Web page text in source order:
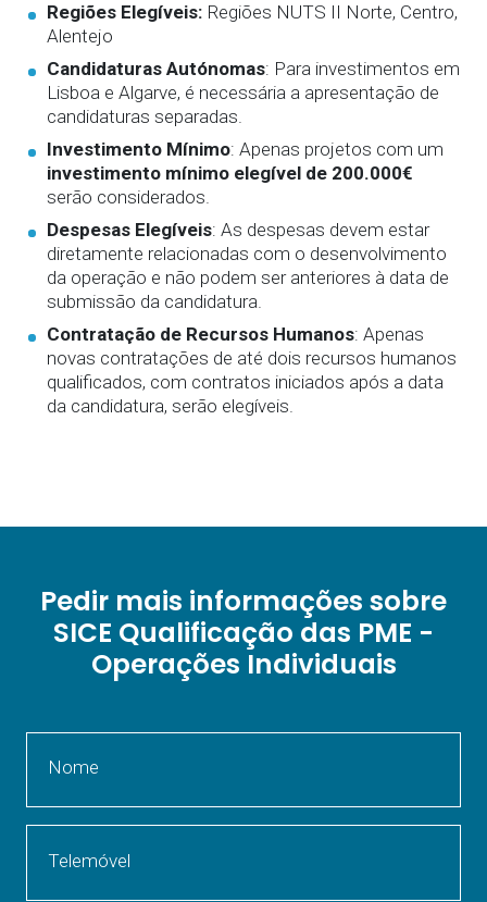
Regiões Elegíveis:Regiões NUTS II Norte, Centro,
Alentejo
Candidaturas Autónomas: Para investimentos em
Lisboa e Algarve, é necessária a apresentação de
candidaturas separadas.
Investimento Mínimo: Apenas projetos com um
investimento mínimo elegível de 200.000€
serão considerados.
Despesas Elegíveis: As despesas devem estar
diretamente relacionadas com o desenvolvimento
da operação e não podem ser anteriores à data de
submissão da candidatura.
Contratação de Recursos Humanos: Apenas
novas contratações de até dois recursos humanos
qualificados, com contratos iniciados após a data
da candidatura, serão elegíveis.
Pedir mais informações sobre
SICE Qualificação das PME -
Operações Individuais
Nome
Telemóvel